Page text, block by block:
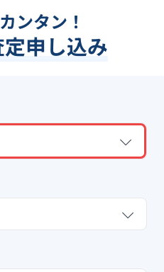
ンタン！
定申し込み